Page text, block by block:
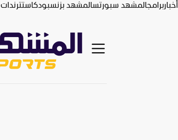
أخباربرامجالمشهد سبورتسالمشهد بزنسبودكاستترندات